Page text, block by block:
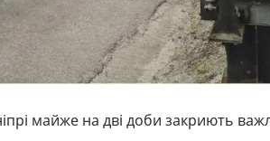
майже на дві доби закриють